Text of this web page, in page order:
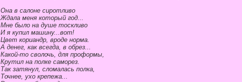
Она в салоне сиротливо
Ждала меня который год...
Мне было на душе тоскливо
И я купил машину...вот!
Цвет кориандр, вроде норма.
А денег, как всегда, в обрез...
Какой-то сволочь, для проформы,
Крутил на полке саморез.
Так затянул, сломалась полка,
Точнее, ухо крепежа...